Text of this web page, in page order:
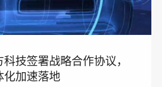
技签署战略合作协议，
化加速落地